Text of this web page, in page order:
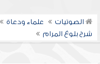
الصوتيات علماء ودعاة
شرح بلوغ المرام